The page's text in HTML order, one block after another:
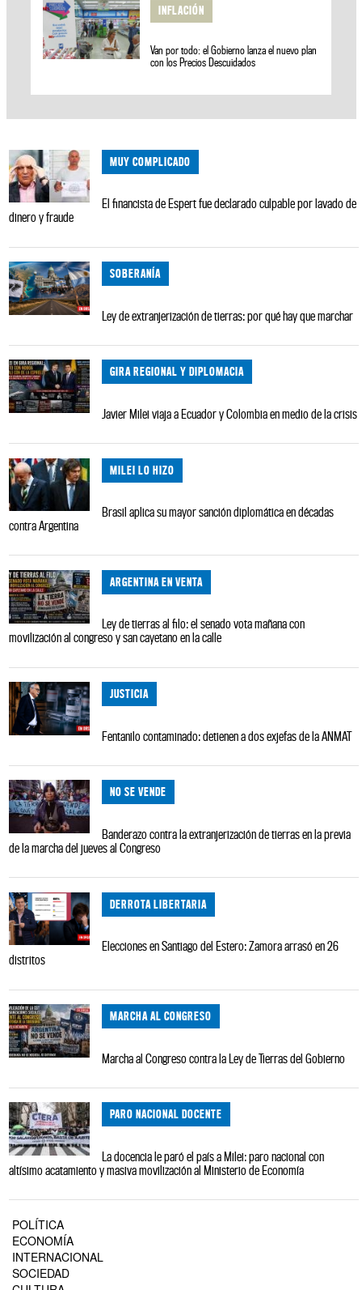
INFLACIÓN
Van por todo: el Gobierno lanza el nuevo plan
con los Precios Descuidados
MUY COMPLICADO
El financista de Espert fue declarado culpable por lavado de
dinero y fraude
SOBERANÍA
Ley de extranjerización de tierras: por qué hay que marchar
GIRA REGIONAL Y DIPLOMACIA
Javier Milei viaja a Ecuador y Colombia en medio de la crisis
MILEI LO HIZO
Brasil aplica su mayor sanción diplomática en décadas
contra Argentina
ARGENTINA EN VENTA
Ley de tierras al filo: el senado vota mañana con
movilización al congreso y san cayetano en la calle
JUSTICIA
Fentanilo contaminado: detienen a dos exjefas de la ANMAT
NO SE VENDE
Banderazo contra la extranjerización de tierras en la previa
de la marcha del jueves al Congreso
DERROTA LIBERTARIA
Elecciones en Santiago del Estero: Zamora arrasó en 26
distritos
MARCHA AL CONGRESO
Marcha al Congreso contra la Ley de Tierras del Gobierno
PARO NACIONAL DOCENTE
La docencia le paró el país a Milei: paro nacional con
altísimo acatamiento y masiva movilización al Ministerio de Economía
POLÍTICA
ECONOMÍA
INTERNACIONAL
SOCIEDAD